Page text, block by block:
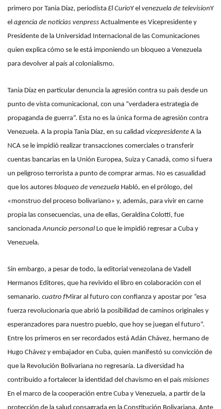
primero por Tania Díaz, periodista El CurioY el venezuela de televisionY
el agencia de noticias venpress Actualmente es Vicepresidente y
Presidente de la Universidad Internacional de las Comunicaciones
quien explica cómo se le está imponiendo un bloqueo a Venezuela
para devolver al país al colonialismo.
Tania Díaz en particular denuncia la agresión contra su país desde un
punto de vista comunicacional, con una “verdadera estrategia de
propaganda de guerra”. Esta no es la única forma de agresión contra
Venezuela. A la propia Tania Díaz, en su calidad vicepresidente A la
NCA se le impidió realizar transacciones comerciales o transferir
cuentas bancarias en la Unión Europea, Suiza y Canadá, como si fuera
un peligroso terrorista a punto de comprar armas. No es casualidad
que los autores bloqueo de venezuela Habló, en el prólogo, del
«monstruo del proceso bolivariano» y, además, para vivir en carne
propia las consecuencias, una de ellas, Geraldina Colotti, fue
sancionadaAnuncio personal Lo que le impidió regresar a Cuba y
Venezuela.
Sin embargo, a pesar de todo, la editorial venezolana de Vadell
Hermanos Editores, que ha revivido el libro en colaboración con el
semanario. cuatro fMirar al futuro con confianza y apostar por “esa
fuerza revolucionaria que abrió la posibilidad de caminos originales y
esperanzadores para nuestro pueblo, que hoy se juegan el futuro”.
Entre los primeros en ser recordados está Adán Chávez, hermano de
Hugo Chávez y embajador en Cuba, quien manifestó su convicción de
que la Revolución Bolivariana no regresaría. La diversidad ha
contribuido a fortalecer la identidad del chavismo en el país misiones
En el marco de la cooperación entre Cuba y Venezuela, a partir de la